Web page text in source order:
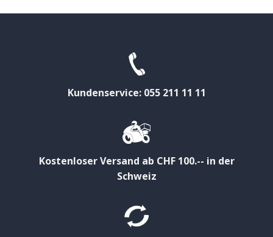
Kundenservice: 055 211 11 11
Kostenloser Versand ab CHF 100.-- in der
Schweiz